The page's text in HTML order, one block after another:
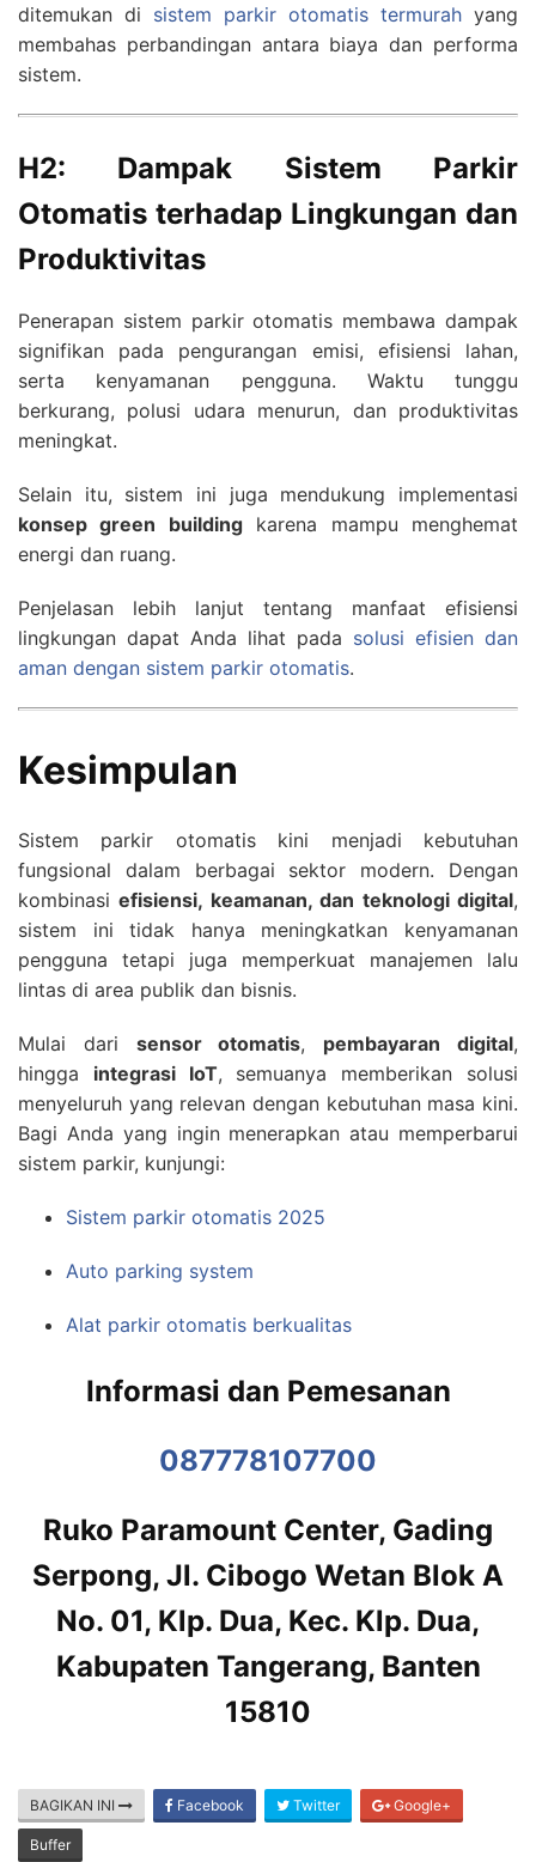
ditemukan di sistem parkir otomatis termurah yang
membahas perbandingan antara biaya dan performa
sistem.
H2: Dampak Sistem Parkir
Otomatis terhadap Lingkungan dan
Produktivitas
Penerapan sistem parkir otomatis membawa dampak
signifikan pada pengurangan emisi, efisiensi lahan,
serta kenyamanan pengguna. Waktu tunggu
berkurang, polusi udara menurun, dan produktivitas
meningkat.
Selain itu, sistem ini juga mendukung implementasi
konsep green buildingkarena mampu menghemat
energi dan ruang.
Penjelasan lebih lanjut tentang manfaat efisiensi
lingkungan dapat Anda lihat pada solusi efisien dan
aman dengan sistem parkir otomatis.
Kesimpulan
Sistem parkir otomatis kini menjadi kebutuhan
fungsional dalam berbagai sektor modern. Dengan
kombinasiefisiensi, keamanan, dan teknologi digital,
sistem ini tidak hanya meningkatkan kenyamanan
pengguna tetapi juga memperkuat manajemen lalu
lintas di area publik dan bisnis.
Mulai dari sensor otomatis, pembayaran digital,
hingga integrasi IoT, semuanya memberikan solusi
menyeluruh yang relevan dengan kebutuhan masa kini.
Bagi Anda yang ingin menerapkan atau memperbarui
sistem parkir, kunjungi:
Sistem parkir otomatis 2025
Auto parking system
Alat parkir otomatis berkualitas
Informasi dan Pemesanan
087778107700
Ruko Paramount Center, Gading
Serpong, Jl. Cibogo Wetan Blok A
No. 01, Klp. Dua, Kec. Klp. Dua,
Kabupaten Tangerang, Banten
15810
BAGIKAN INI Facebook Twitter Google+
Buffer